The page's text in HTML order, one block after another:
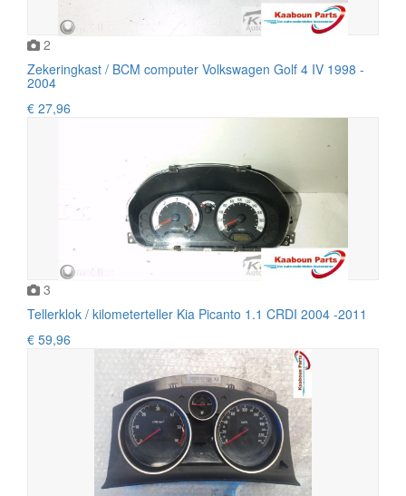
2
Zekeringkast / BCM computer Volkswagen Golf 4 IV 1998 -
2004
€ 27,96
3
Tellerklok / kilometerteller Kia Picanto 1.1 CRDI 2004 -2011
€ 59,96